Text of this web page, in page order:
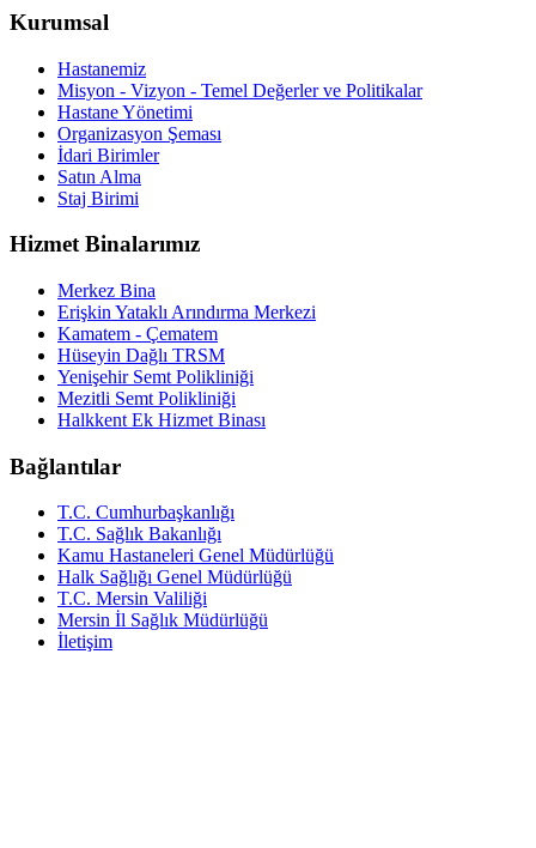
Kurumsal
Hastanemiz
Misyon - Vizyon - Temel Değerler ve Politikalar
Hastane Yönetimi
Organizasyon Şeması
İdari Birimler
Satın Alma
Staj Birimi
Hizmet Binalarımız
Merkez Bina
Erişkin Yataklı Arındırma Merkezi
Kamatem - Çematem
Hüseyin Dağlı TRSM
Yenişehir Semt Polikliniği
Mezitli Semt Polikliniği
Halkkent Ek Hizmet Binası
Bağlantılar
T.C. Cumhurbaşkanlığı
T.C. Sağlık Bakanlığı
Kamu Hastaneleri Genel Müdürlüğü
Halk Sağlığı Genel Müdürlüğü
T.C. Mersin Valiliği
Mersin İl Sağlık Müdürlüğü
İletişim